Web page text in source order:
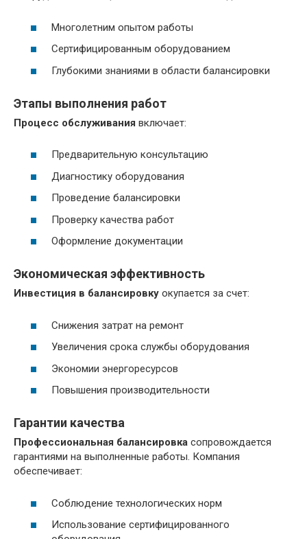
Многолетним опытом работы
Сертифицированным оборудованием
Глубокими знаниями в области балансировки
Этапы выполнения работ
Процесс обслуживания включает:
Предварительную консультацию
Диагностику оборудования
Проведение балансировки
Проверку качества работ
Оформление документации
Экономическая эффективность
Инвестиция в балансировку окупается за счет:
Снижения затрат на ремонт
Увеличения срока службы оборудования
Экономии энергоресурсов
Повышения производительности
Гарантии качества
Профессиональная балансировка сопровождается
гарантиями на выполненные работы. Компания
обеспечивает:
Соблюдение технологических норм
Использование сертифицированного